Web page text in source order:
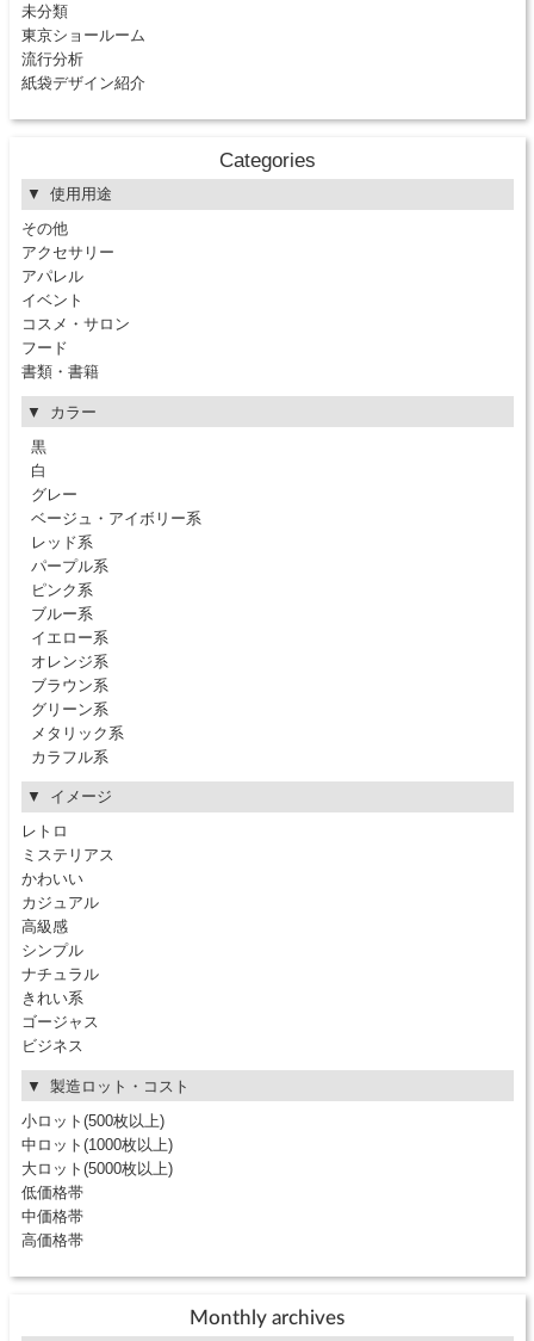
未分類
東京ショールーム
流行分析
紙袋デザイン紹介
Categories
使用用途
その他
アクセサリー
アパレル
イベント
コスメ・サロン
フード
書類・書籍
カラー
黒
白
グレー
ベージュ・アイボリー系
レッド系
パープル系
ピンク系
ブルー系
イエロー系
オレンジ系
ブラウン系
グリーン系
メタリック系
カラフル系
イメージ
レトロ
ミステリアス
かわいい
カジュアル
高級感
シンプル
ナチュラル
きれい系
ゴージャス
ビジネス
製造ロット・コスト
小ロット(500枚以上)
中ロット(1000枚以上)
大ロット(5000枚以上)
低価格帯
中価格帯
高価格帯
Monthly archives